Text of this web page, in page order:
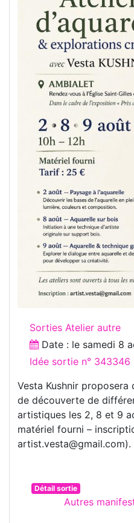
Sorties Atelier autre
Date : le samedi 8
Idée sortie n° 343346
Vesta Kushnir
de découverte de
artistiques les 2, 8 et 9
matériel fourni –
artist.vesta@gmail.com).
Détail sortie
Autres